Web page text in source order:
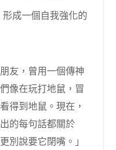
成一個自我強化的
友，曾用一個傳神
像在玩打地鼠，冒
得到地鼠。現在，
的每句話都關於
別說要它閉嘴。」